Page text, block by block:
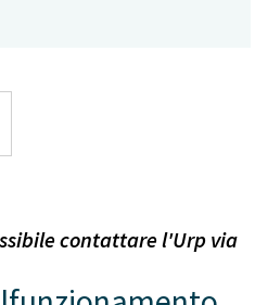
contattare l'Urp via